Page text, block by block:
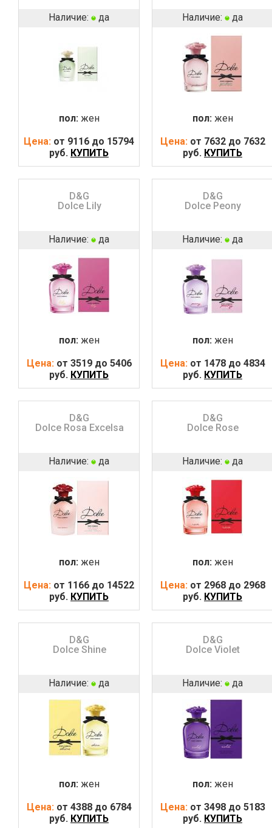
Наличие: да
пол: жен
Цена: от 9116 до 15794
руб. КУПИТЬ
Наличие: да
пол: жен
Цена: от 7632 до 7632
руб. КУПИТЬ
D&G
Dolce Lily
Наличие: да
пол: жен
Цена: от 3519 до 5406
руб. КУПИТЬ
D&G
Dolce Peony
Наличие: да
пол: жен
Цена: от 1478 до 4834
руб. КУПИТЬ
D&G
Dolce Rosa Excelsa
Наличие: да
пол: жен
Цена: от 1166 до 14522
руб. КУПИТЬ
D&G
Dolce Rose
Наличие: да
пол: жен
Цена: от 2968 до 2968
руб. КУПИТЬ
D&G
Dolce Shine
Наличие: да
пол: жен
Цена: от 4388 до 6784
руб. КУПИТЬ
D&G
Dolce Violet
Наличие: да
пол: жен
Цена: от 3498 до 5183
руб. КУПИТЬ